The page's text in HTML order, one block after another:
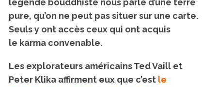
légende bouddhiste nous parle d’une terre
pure, qu’on ne peut pas situer sur une carte.
Seuls y ont accès ceux qui ont acquis
le karma convenable.
Les explorateurs américains Ted Vaill et
Peter Klika affirment eux que c’est le